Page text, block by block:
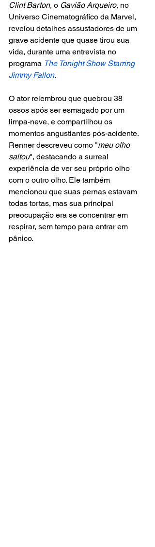
Clint Barton, o Gavião Arqueiro, no
Universo Cinematográfico da Marvel,
revelou detalhes assustadores de um
grave acidente que quase tirou sua
vida, durante uma entrevista no
programa The Tonight Show Starring
Jimmy Fallon.
O ator relembrou que quebrou 38
ossos após ser esmagado por um
limpa-neve, e compartilhou os
momentos angustiantes pós-acidente.
Renner descreveu como "meu olho
saltou", destacando a surreal
experiência de ver seu próprio olho
com o outro olho. Ele também
mencionou que suas pernas estavam
todas tortas, mas sua principal
preocupação era se concentrar em
respirar, sem tempo para entrar em
pânico.